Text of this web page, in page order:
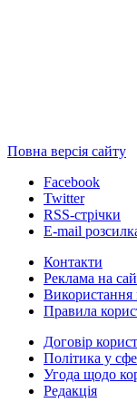
Повна версія сайту
Facebook
Twitter
RSS-стрічки
E-mail
Контакти
Реклама на
Використання
Правила
Договір
Політика у
Угода щодо
Редакція